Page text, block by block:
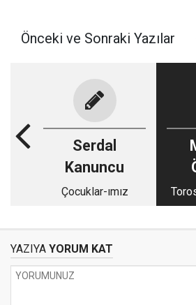
Önceki ve Sonraki Yazılar
Serdal
Kanuncu
Çocuklar-ımız
YAZIYA YORUM KAT